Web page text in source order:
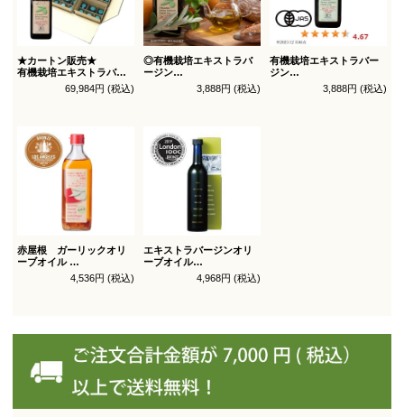
★カートン販売★
有機栽培エキストラバー
オリーブオイル ブレンド
69,984円 (税込)
◎有機栽培エキストラバ
ージン
オリーブオイル ブレンド
3,888円 (税込)
有機栽培エキストラバー
ジン
オリーブオイル シングル
3,888円 (税込)
赤屋根 ガーリックオリ
ーブオイル
4,536円 (税込)
エキストラバージンオリ
ーブオイル
トルトサ 450g 1本箱入
（スペイン自社農園産）
4,968円 (税込)